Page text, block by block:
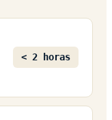
< 2 horas